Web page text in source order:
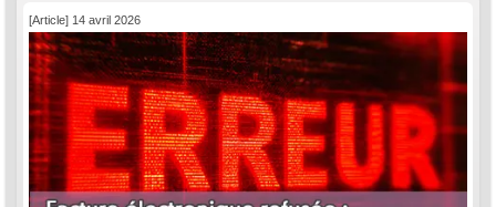
[Article] 14 avril 2026